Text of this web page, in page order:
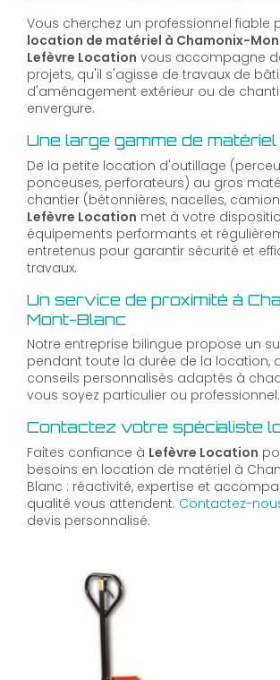
Vous cherchez un professionnel fiable
location de matériel à Chamonix-
Lefèvre Location vous accompagne
projets, qu'il s'agisse de travaux de
d'aménagement extérieur ou de
envergure.
Une large gamme de
De la petite location d'outillage
ponceuses, perforateurs) au gros
chantier (bétonnières, nacelles,
Lefèvre Location met à votre
équipements performants et
entretenus pour garantir sécurité et
travaux.
Un service de proximité à
Mont-Blanc
Notre entreprise bilingue propose un
pendant toute la durée de la location,
conseils personnalisés adaptés à
vous soyez particulier ou professionnel.
Contactez votre spécialiste
Faites confiance à Lefèvre Location
besoins en location de matériel à
Blanc : réactivité, expertise et
qualité vous attendent. Contactez-
devis personnalisé.